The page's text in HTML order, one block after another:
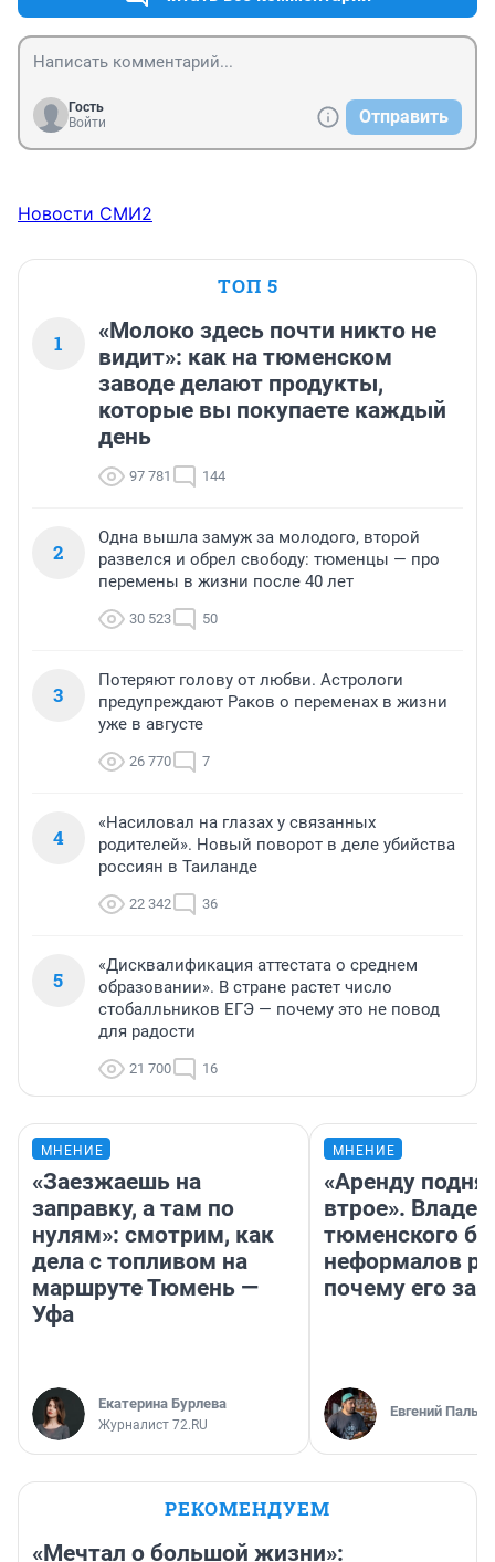
Гость
Войти
Отправить
Новости СМИ2
ТОП 5
1
«Молоко здесь почти никто не
видит»: как на тюменском
заводе делают продукты,
которые вы покупаете каждый
день
97 781 144
2
Одна вышла замуж за молодого, второй
развелся и обрел свободу: тюменцы — про
перемены в жизни после 40 лет
30 523 50
3
Потеряют голову от любви. Астрологи
предупреждают Раков о переменах в жизни
уже в августе
26 770 7
4
«Насиловал на глазах у связанных
родителей». Новый поворот в деле убийства
россиян в Таиланде
22 342 36
5
«Дисквалификация аттестата о среднем
образовании». В стране растет число
стобалльников ЕГЭ — почему это не повод
для радости
21 700 16
МНЕНИЕ
«Заезжаешь на
заправку, а там по
нулям»: смотрим, как
дела с топливом на
маршруте Тюмень —
Уфа
Екатерина Бурлева
Журналист 72.RU
МНЕНИЕ
«Аренду
втрое».
тюменского
неформалов
почему его
Евгений
РЕКОМЕНДУЕМ
«Мечтал о большой жизни»: